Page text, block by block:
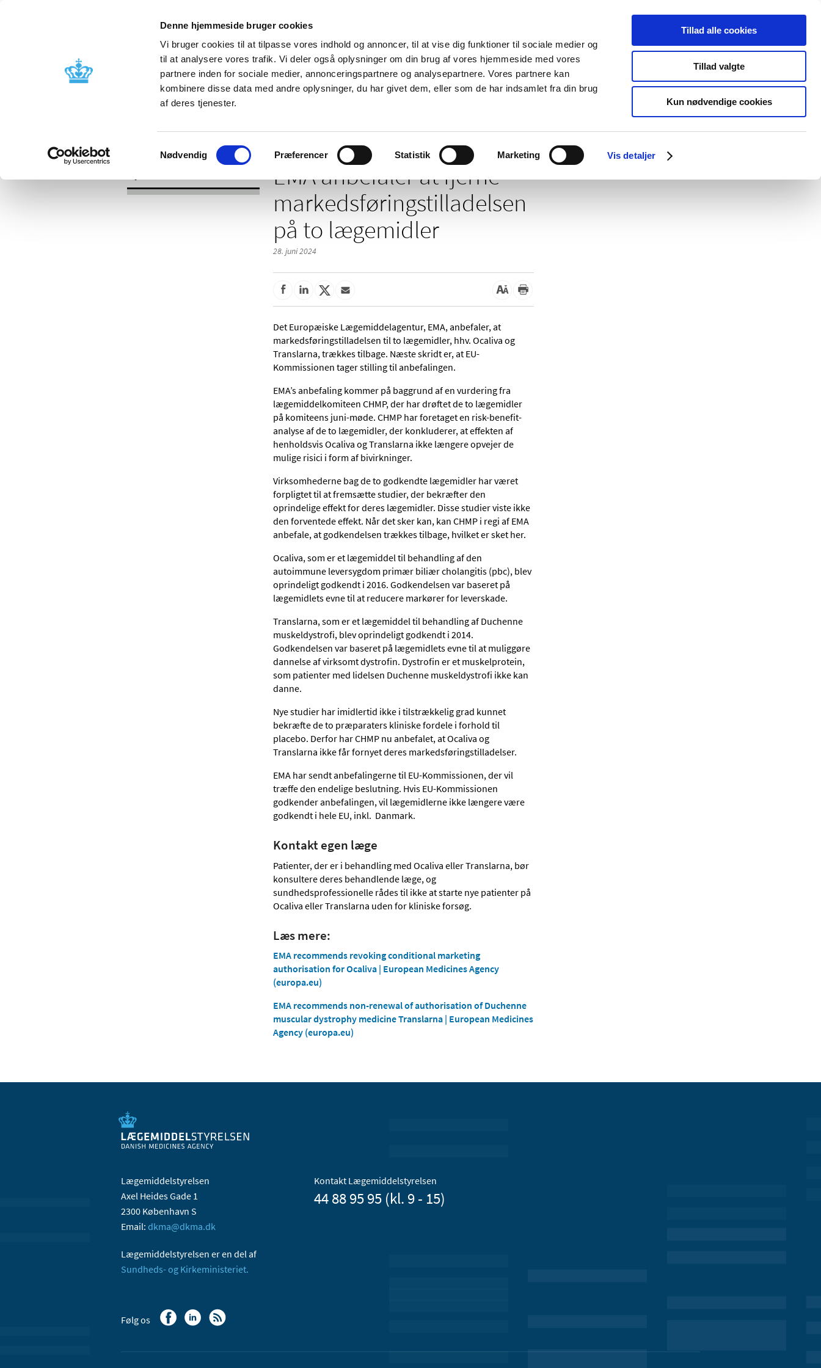
Denne hjemmeside bruger cookies
Vi bruger cookies til at tilpasse vores indhold og annoncer, til at vise dig funktioner til sociale medier og
til at analysere vores trafik. Vi deler også oplysninger om din brug af vores hjemmeside med vores
partnere inden for sociale medier, annonceringspartnere og analysepartnere. Vores partnere kan
kombinere disse data med andre oplysninger, du har givet dem, eller som de har indsamlet fra din brug
af deres tjenester.
Samtykkevalg
Nødvendig Præferencer Statistik Marketing Vis detaljer
Tillad alle cookies
Tillad valgte
Kun nødvendige cookies
Nyheder Om os Kontakt Udgivelser
Godkendelse og
Bivirkninger og
produktinformation
Tilskud og
Apoteker og salg af
Medicinsk
Særlige
produktområder
EMA anbefaler at fjerne
markedsføringstilladelsen
på to lægemidler
28. juni 2024
Det Europæiske Lægemiddelagentur, EMA, anbefaler, at
markedsføringstilladelsen til to lægemidler, hhv. Ocaliva og
Translarna, trækkes tilbage. Næste skridt er, at EU-
Kommissionen tager stilling til anbefalingen.
EMA’s anbefaling kommer på baggrund af en vurdering fra
lægemiddelkomiteen CHMP, der har drøftet de to lægemidler
på komiteens juni-møde. CHMP har foretaget en risk-benefit-
analyse af de to lægemidler, der konkluderer, at effekten af
henholdsvis Ocaliva og Translarna ikke længere opvejer de
mulige risici i form af bivirkninger.
Virksomhederne bag de to godkendte lægemidler har været
forpligtet til at fremsætte studier, der bekræfter den
oprindelige effekt for deres lægemidler. Disse studier viste ikke
den forventede effekt. Når det sker kan, kan CHMP i regi af EMA
anbefale, at godkendelsen trækkes tilbage, hvilket er sket her.
Ocaliva, som er et lægemiddel til behandling af den
autoimmune leversygdom primær biliær cholangitis (pbc), blev
oprindeligt godkendt i 2016. Godkendelsen var baseret på
lægemidlets evne til at reducere markører for leverskade.
Translarna, som er et lægemiddel til behandling af Duchenne
muskeldystrofi, blev oprindeligt godkendt i 2014.
Godkendelsen var baseret på lægemidlets evne til at muliggøre
dannelse af virksomt dystrofin. Dystrofin er et muskelprotein,
som patienter med lidelsen Duchenne muskeldystrofi ikke kan
danne.
Nye studier har imidlertid ikke i tilstrækkelig grad kunnet
bekræfte de to præparaters kliniske fordele i forhold til
placebo. Derfor har CHMP nu anbefalet, at Ocaliva og
Translarna ikke får fornyet deres markedsføringstilladelser.
EMA har sendt anbefalingerne til EU-Kommissionen, der vil
træffe den endelige beslutning. Hvis EU-Kommissionen
godkender anbefalingen, vil lægemidlerne ikke længere være
godkendt i hele EU, inkl. Danmark.
Kontakt egen læge
Patienter, der er i behandling med Ocaliva eller Translarna, bør
konsultere deres behandlende læge, og
sundhedsprofessionelle rådes til ikke at starte nye patienter på
Ocaliva eller Translarna uden for kliniske forsøg.
Læs mere:
EMA recommends revoking conditional marketing
authorisation for Ocaliva | European Medicines Agency
(europa.eu)
EMA recommends non-renewal of authorisation of Duchenne
muscular dystrophy medicine Translarna | European Medicines
Agency (europa.eu)
Lægemiddelstyrelsen
Axel Heides Gade 1
2300 København S
Email: dkma@dkma.dk
Lægemiddelstyrelsen er en del af
Sundheds- og Kirkeministeriet.
Kontakt Lægemiddelstyrelsen
44 88 95 95 (kl. 9 - 15)
Følg os